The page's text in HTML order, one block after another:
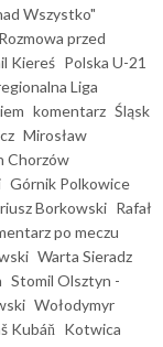
Wszystko"
Rozmowa przed
Kiereś Polska U-21
Liga
komentarz Śląsk
Mirosław
Chorzów
Górnik Polkowice
Borkowski Rafał
po meczu
Warta Sieradz
Stomil Olsztyn -
Wołodymyr
Kubáň Kotwica